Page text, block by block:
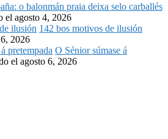
o balonmán praia deixa selo carballés
el agosto 4, 2026
142 bos motivos de ilusión
2026
O Sénior súmase á
el agosto 6, 2026